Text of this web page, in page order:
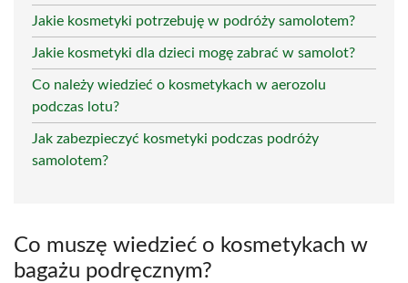
Jakie kosmetyki potrzebuję w podróży samolotem?
Jakie kosmetyki dla dzieci mogę zabrać w samolot?
Co należy wiedzieć o kosmetykach w aerozolu
podczas lotu?
Jak zabezpieczyć kosmetyki podczas podróży
samolotem?
Co muszę wiedzieć o kosmetykach w
bagażu podręcznym?